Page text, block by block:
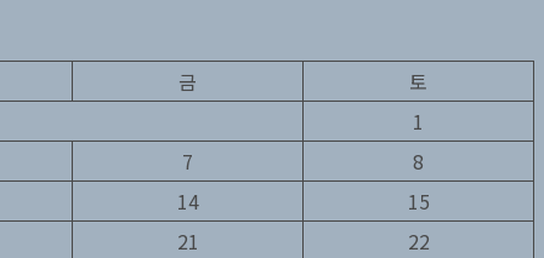
금
토
1
7
8
14
15
21
22